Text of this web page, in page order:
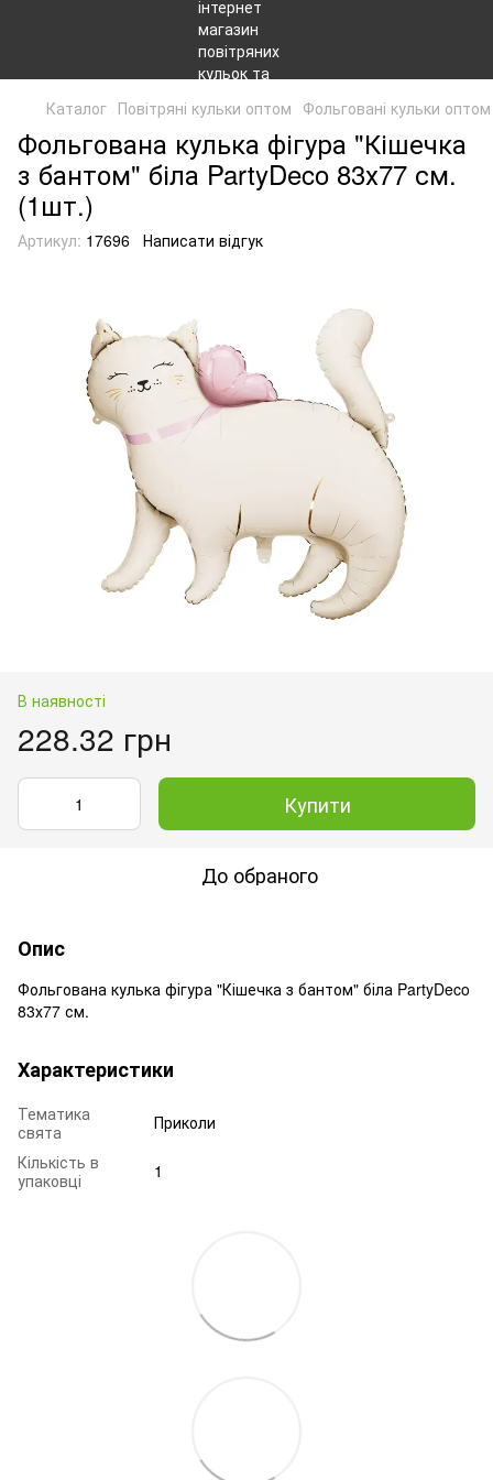
Каталог Повітряні кульки оптом Фольговані кульки оптом
Фольгована кулька фігура "Кішечка
з бантом" біла PartyDeco 83х77 см.
(1шт.)
Артикул: 17696 Написати відгук
В наявності
228.32 грн
Купити
До обраного
Опис
Фольгована кулька фігура "Кішечка з бантом" біла PartyDeco
83х77 см.
Характеристики
Тематика
свята
Приколи
Кількість в
упаковці
1